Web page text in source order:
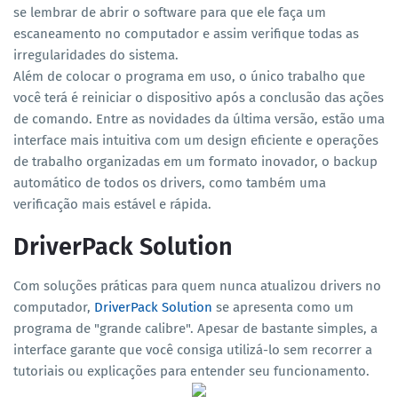
se lembrar de abrir o software para que ele faça um
escaneamento no computador e assim verifique todas as
irregularidades do sistema.
Além de colocar o programa em uso, o único trabalho que
você terá é reiniciar o dispositivo após a conclusão das ações
de comando. Entre as novidades da última versão, estão uma
interface mais intuitiva com um design eficiente e operações
de trabalho organizadas em um formato inovador, o backup
automático de todos os drivers, como também uma
verificação mais estável e rápida.
DriverPack Solution
Com soluções práticas para quem nunca atualizou drivers no
computador, DriverPack Solution se apresenta como um
programa de "grande calibre". Apesar de bastante simples, a
interface garante que você consiga utilizá-lo sem recorrer a
tutoriais ou explicações para entender seu funcionamento.